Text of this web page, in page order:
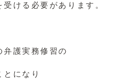
ける必要があります。
弁護実務修習の
になり